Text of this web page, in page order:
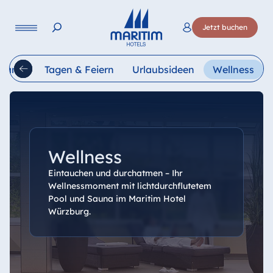
Jetzt buchen
Italiano
Tagen & Feiern Urlaubsideen Wellness
Wellness
Eintauchen und durchatmen – Ihr
Wellnessmoment mit lichtdurchflutetem
Pool und Sauna im Maritim Hotel
Würzburg.